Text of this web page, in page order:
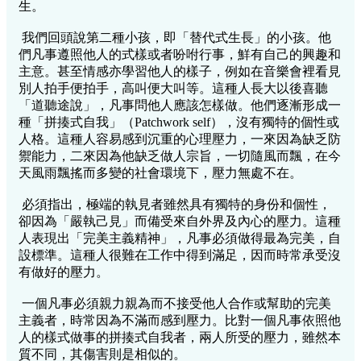
生。
我們回頭說第二種小孩，即「替代式生長」的小孩。他
們凡事遵照他人的式樣或者吩咐行事，鮮有自己的興趣和
主意。甚至情感亦學習他人的樣子，例如在音樂會裡看見
別人拍手便拍手，高叫便大叫等。這種人長大以後喜聽
「道聽途說」，凡事問他人應該怎樣做。他們逐漸形成一
種「拼揍式自我」（Patchwork self），沒有獨特的個性或
人格。這種人容易感到沉重的心理壓力，一來因為缺乏防
禦能力，二來因為他缺乏做人宗旨，一切隨風而飄，在今
天風雨飄搖而多變的社會環境下，壓力無處不在。
必須指出，極端的執見者雖然具有獨特的身份和個性，
卻因為「嚴執己見」而備受來自外界及內心的壓力。這種
人表現出「完美主義精神」，凡事必須做得最為完美，自
設標準。這種人很難在工作中得到滿足，因而時常承受沒
有做好的壓力。
一個凡事必須親力親為而不接受他人合作或幫助的完美
主義者，時常因為不滿而感到壓力。比對一個凡事依照他
人的樣式做事的拼揍式自我者，兩人所受的壓力，雖然本
質不同，其傷害則是相似的。